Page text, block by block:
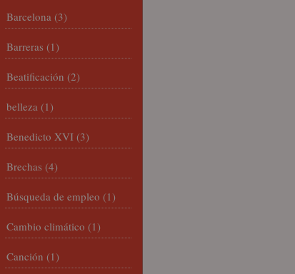
Barcelona (3)
Barreras (1)
Beatificación (2)
belleza (1)
Benedicto XVI (3)
Brechas (4)
Búsqueda de empleo (1)
Cambio climático (1)
Canción (1)